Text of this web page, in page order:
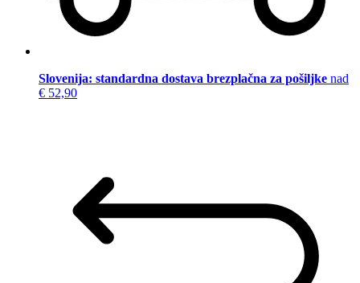
Slovenija: standardna dostava brezplačna za pošiljke nad
€ 52,90